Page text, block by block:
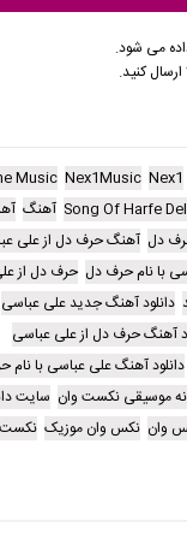
می شود.
کنید.
Nex1
Nex1Music
Music
Song Of Harfe آهنگ
دل آهنگ حرف دل از علی
با نام حرف دل حرف دل از
دانلود آهنگ جدید علی عباسی
آهنگ حرف دل از علی عباسی
دانلود آهنگ علی عباسی با نام
موسیقی نکست وان سایت
وان نکس وان موزیک